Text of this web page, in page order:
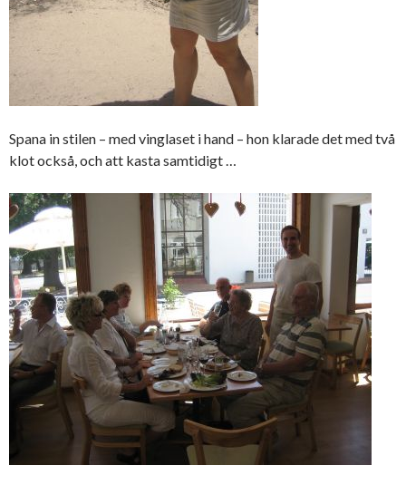
Spana in stilen – med vinglaset i hand – hon klarade det med två
klot också, och att kasta samtidigt …